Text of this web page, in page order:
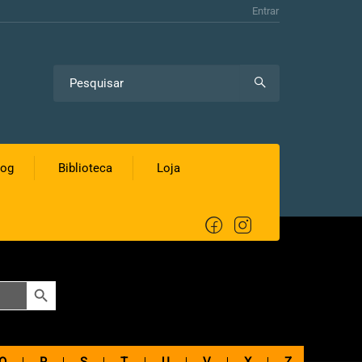
Entrar
Biblioteca Loja
SEARCH BUTTON